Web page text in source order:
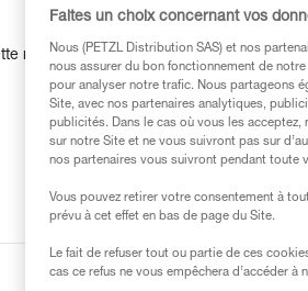
recherche
Faites un choix concernant vos
Nous (PETZL Distribution SAS) et nos
nous assurer du bon fonctionnement de
pour analyser notre trafic. Nous partageons
Site, avec nos partenaires analytiques,
publicités. Dans le cas où vous les
sur notre Site et ne vous suivront pas sur
nos partenaires vous suivront pendant toute
Vous pouvez retirer votre consentement à
prévu à cet effet en bas de page du Site.
Le fait de refuser tout ou partie de ces
cas ce refus ne vous empêchera d’accéder à